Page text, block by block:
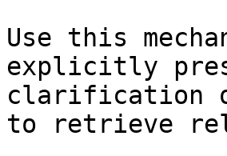
Use this
explicitly
clarification